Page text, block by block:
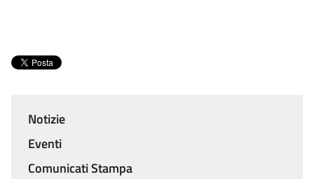
Menu
Notizie
Eventi
Comunicati Stampa